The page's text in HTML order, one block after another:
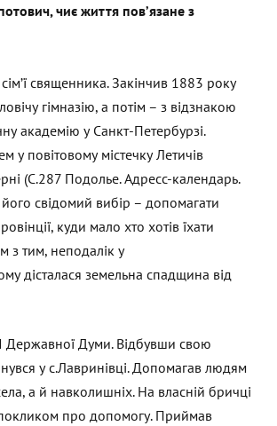
чиє життя пов’язане з
священника. Закінчив 1883 року
гімназію, а потім – з відзнакою
академію у Санкт-Петербурзі.
у повітовому містечку Летичів
(С.287 Подолье. Адресc-календарь.
свідомий вибір – допомагати
куди мало хто хотів їхати
з тим, неподалік у
дісталася земельна спадщина від
Державної Думи. Відбувши свою
у с.Лавринівці. Допомагав людям
а й навколишніх. На власній бричці
про допомогу. Приймав